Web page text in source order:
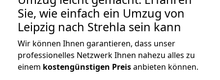
Sie, wie einfach ein Umzug von
Leipzig nach Strehla sein kann
Wir können Ihnen garantieren, dass unser
professionelles Netzwerk Ihnen nahezu alles zu
einem kostengünstigen Preisanbieten können.